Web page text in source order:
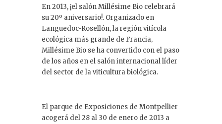
dI
n
En 2013, ¡el salón Millésime Bio celebrará
su 20º aniversario!. Organizado en
Languedoc-Rosellón, la región vitícola
ecológica más grande de Francia,
Millésime Bio se ha convertido con el paso
de los años en el salón internacional líder
del sector de la viticultura biológica.
El parque de Exposiciones de Montpellier
acogerá del 28 al 30 de enero de 2013 a